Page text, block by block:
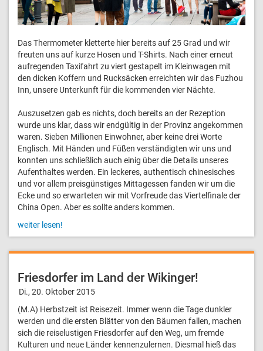
Das Thermometer kletterte hier bereits auf 25 Grad und wir
freuten uns auf kurze Hosen und T-Shirts. Nach einer erneut
aufregenden Taxifahrt zu viert gestapelt im Kleinwagen mit
den dicken Koffern und Rucksäcken erreichten wir das Fuzhou
Inn, unsere Unterkunft für die kommenden vier Nächte.
Auszusetzen gab es nichts, doch bereits an der Rezeption
wurde uns klar, dass wir endgültig in der Provinz angekommen
waren. Sieben Millionen Einwohner, aber keine drei Worte
Englisch. Mit Händen und Füßen verständigten wir uns und
konnten uns schließlich auch einig über die Details unseres
Aufenthaltes werden. Ein leckeres, authentisch chinesisches
und vor allem preisgünstiges Mittagessen fanden wir um die
Ecke und so erwarteten wir mit Vorfreude das Viertelfinale der
China Open. Aber es sollte anders kommen.
weiter lesen!
Friesdorfer im Land der Wikinger!
Di., 20. Oktober 2015
(M.A) Herbstzeit ist Reisezeit. Immer wenn die Tage dunkler
werden und die ersten Blätter von den Bäumen fallen, machen
sich die reiselustigen Friesdorfer auf den Weg, um fremde
Kulturen und neue Länder kennenzulernen. Diesmal hieß das